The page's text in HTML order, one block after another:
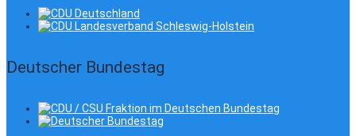
Deutscher Bundestag